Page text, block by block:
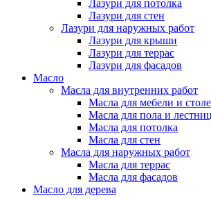
Лазури для потолка
Лазури для стен
Лазури для наружных работ
Лазури для крыши
Лазури для террас
Лазури для фасадов
Масло
Масла для внутренних работ
Масла для мебели и
Масла для пола и лестниц
Масла для потолка
Масла для стен
Масла для наружных работ
Масла для террас
Масла для фасадов
Масло для дерева